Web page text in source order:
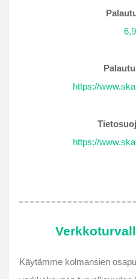
https://
https://
Käytämme kolmansien